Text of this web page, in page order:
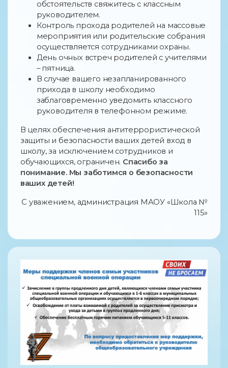
обстоятельств свяжитесь с классным
руководителем.
Контроль прохода родителей на массовые
мероприятия или родительские собрания
осуществляется сотрудниками охраны.
День очных встреч родителей с учителями
– пятница.
В случае вашего незапланированного
прихода в школу необходимо
заблаговременно уведомить классного
руководителя в телефонном режиме.
В целях обеспечения антитеррористической
защиты и безопасности ваших детей вход в
школу, за исключением сотрудников и
обучающихся, ограничен. Спасибо за
понимание. Мы заботимся о безопасности
ваших детей!
С уважением, администрация МАОУ «Школа №
115»